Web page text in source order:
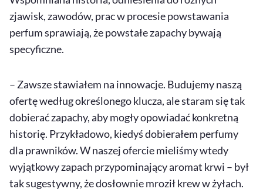
zjawisk, zawodów, prac w procesie powstawania
perfum sprawiają, że powstałe zapachy bywają
specyficzne.
– Zawsze stawiałem na innowacje. Budujemy naszą
ofertę według określonego klucza, ale staram się tak
dobierać zapachy, aby mogły opowiadać konkretną
historię. Przykładowo, kiedyś dobierałem perfumy
dla prawników. W naszej ofercie mieliśmy wtedy
wyjątkowy zapach przypominający aromat krwi – był
tak sugestywny, że dosłownie mroził krew w żyłach.